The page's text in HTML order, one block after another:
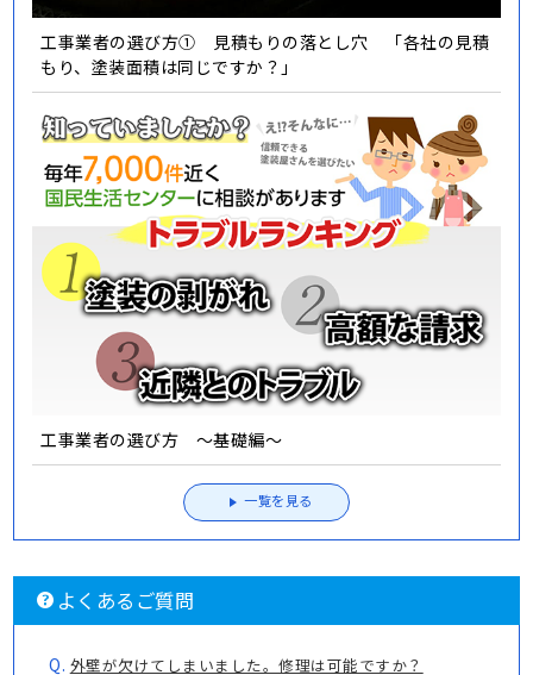
工事業者の選び方① 見積もりの落とし穴 「各社の見積
もり、塗装面積は同じですか？」
工事業者の選び方 ～基礎編～
一覧を見る
よくあるご質問
Q. 外壁が欠けてしまいました。修理は可能ですか？